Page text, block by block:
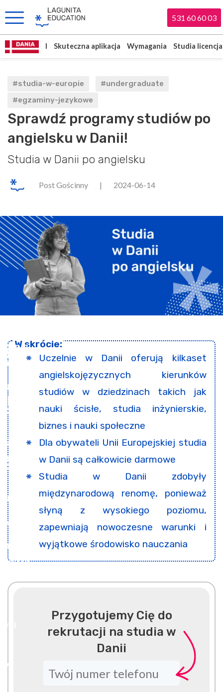
531 60 60 03
I Skuteczna aplikacja Wymagania Studia
#studia-w-europie
#undergraduate
#egzaminy-jezykowe
Sprawdź programy studiów po
angielsku w Danii!
Studia w Danii po angielsku
Post Gościnny | 2024-06-14
Uczelnie w Danii oferują kilkaset
angielskojęzycznych kierunków
studiów w dziedzinach takich jak
nauki ścisłe, studia inżynierskie,
biznes i nauki społeczne
Dla obywateli Unii Europejskiej studia
w Danii są całkowicie darmowe
Studia w Danii zdobyły
międzynarodową renomę, ponieważ
słyną z wysokiego poziomu,
zapewniają nowoczesne warunki i
wyjątkowe środowisko nauczania
Przygotujemy Cię do
rekrutacji na studia w
Danii